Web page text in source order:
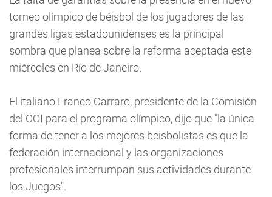
torneo olímpico de béisbol de los jugadores de las
grandes ligas estadounidenses es la principal
sombra que planea sobre la reforma aceptada este
miércoles en Río de Janeiro.
El italiano Franco Carraro, presidente de la Comisión
del COI para el programa olímpico, dijo que "la única
forma de tener a los mejores beisbolistas es que la
federación internacional y las organizaciones
profesionales interrumpan sus actividades durante
los Juegos".